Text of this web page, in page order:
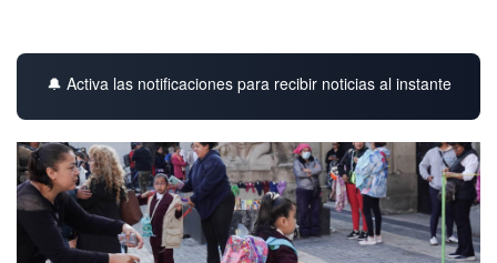
🔔 Activa las notificaciones para recibir noticias al instante